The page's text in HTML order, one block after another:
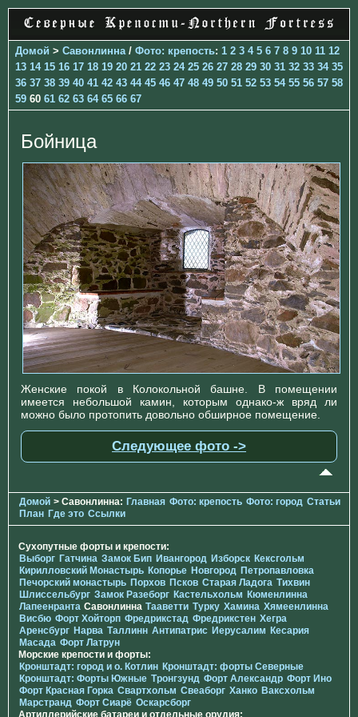
Домой > Савонлинна / Фото: крепость: 1 2 3 4 5 6 7 8 9 10 11 12
13 14 15 16 17 18 19 20 21 22 23 24 25 26 27 28 29 30 31 32 33 34 35
36 37 38 39 40 41 42 43 44 45 46 47 48 49 50 51 52 53 54 55 56 57 58
59 60 61 62 63 64 65 66 67
Бойница
Женские покой в Колокольной башне. В помещении
имеется небольшой камин, которым однако-ж вряд ли
можно было протопить довольно обширное помещение.
Следующее фото ->
Домой > Савонлинна: Главная Фото: крепость Фото: город Статьи
План Где это Ссылки
Сухопутные форты и крепости:
Выборг Гатчина Замок Бип Ивангород Изборск Кексгольм
Кирилловский Монастырь Копорье Новгород Петропавловка
Печорcкий монастырь Порхов Псков Старая Ладога Тихвин
Шлиссельбург Замок Разеборг Кастельхольм Кюменлинна
Лапеенранта Савонлинна Тааветти Турку Хамина Хямеенлинна
Висбю Форт Хойторп Фредрикстад Фредрикстен Хегра
Аренсбург Нарва Таллинн Антипатрис Иерусалим Кесария
Масада Форт Латрун
Морские крепости и форты:
Кронштадт: город и о. Котлин Кронштадт: форты Северные
Кронштадт: Форты Южные Тронгзунд Форт Александр Форт Ино
Форт Красная Горка Свартхольм Свеаборг Ханко Ваксхольм
Марстранд Форт Сиарё Оскарсборг
Артиллерийские батареи и отдельные орудия: